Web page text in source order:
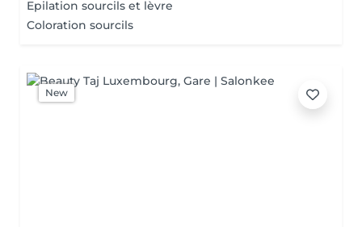
Epilation sourcils et lèvre
Coloration sourcils
New